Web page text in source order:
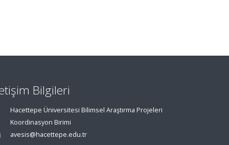
Bilgileri
Hacettepe Üniversitesi Bilimsel Araştırma Projeleri
Koordinasyon Birimi
avesis@hacettepe.edu.tr